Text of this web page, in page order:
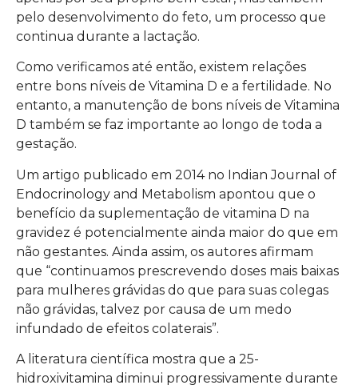
pelo desenvolvimento do feto, um processo que
continua durante a lactação.
Como verificamos até então, existem relações
entre bons níveis de Vitamina D e a fertilidade. No
entanto, a manutenção de bons níveis de Vitamina
D também se faz importante ao longo de toda a
gestação.
Um artigo publicado em 2014 no Indian Journal of
Endocrinology and Metabolism apontou que o
benefício da suplementação de vitamina D na
gravidez é potencialmente ainda maior do que em
não gestantes. Ainda assim, os autores afirmam
que “continuamos prescrevendo doses mais baixas
para mulheres grávidas do que para suas colegas
não grávidas, talvez por causa de um medo
infundado de efeitos colaterais”.
A literatura científica mostra que a 25-
hidroxivitamina diminui progressivamente durante